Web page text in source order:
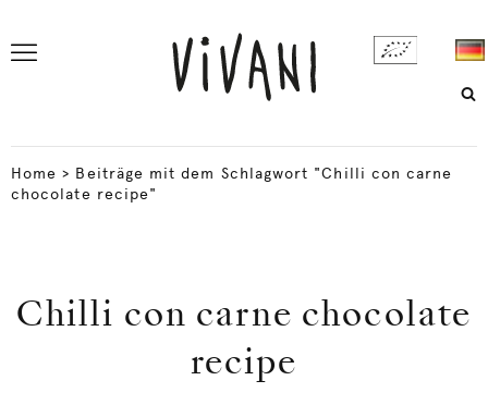
Home > Beiträge mit dem Schlagwort "Chilli con carne
chocolate recipe"
Chilli con carne chocolate
recipe